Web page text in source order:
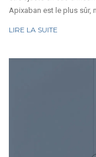
Apixaban est le plus sûr,
LIRE LA SUITE